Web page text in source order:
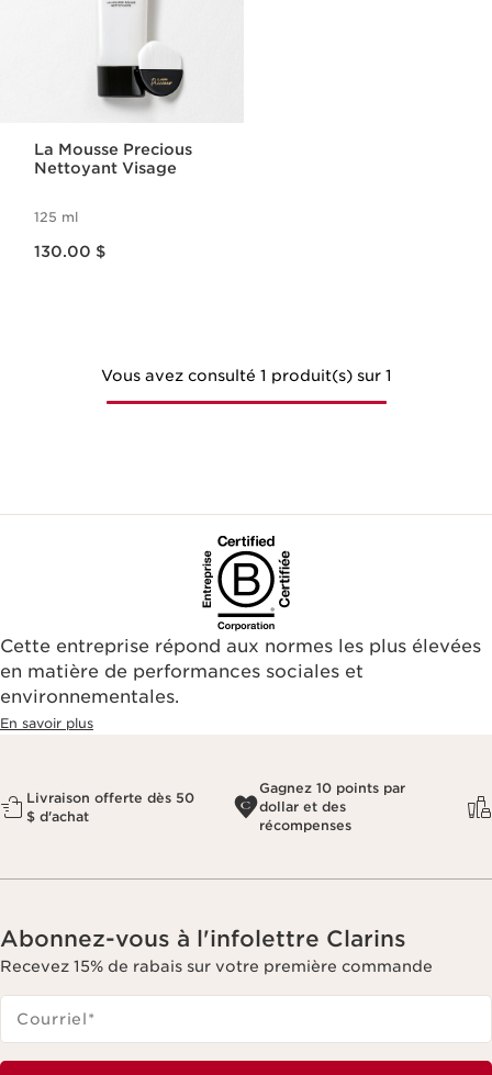
La Mousse Precious
Nettoyant Visage
125 ml
130.00 $
Vous avez consulté 1 produit(s) sur 1
Cette entreprise répond aux normes les plus élevées
en matière de performances sociales et
environnementales.​
En savoir plus
Livraison offerte dès 50
$ d'achat
Gagnez 10 points par
dollar et des
récompenses
Abonnez-vous à l'infolettre Clarins
Recevez 15% de rabais sur votre première commande
Courriel*